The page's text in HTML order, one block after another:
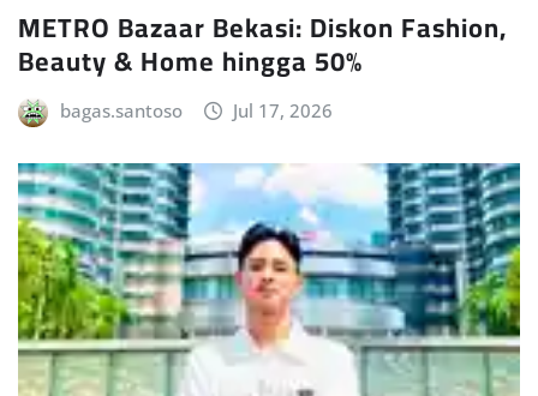
METRO Bazaar Bekasi: Diskon Fashion,
Beauty & Home hingga 50%
bagas.santoso Jul 17, 2026